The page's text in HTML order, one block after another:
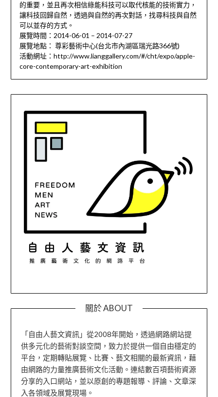
的重要，並且再次相信綠能科技可以取代核能的技術實力，
讓科技回歸自然，透過與自然的再次對話，找尋科技與自然
可以並存的方式。
展覽時間：2014-06-01 – 2014-07-27
展覽地點： 尊彩藝術中心(台北市內湖區瑞光路366號)
活動網址：http://www.lianggallery.com/#/cht/expo/apple-
core-contemporary-art-exhibition
關於 ABOUT
「自由人藝文資訊」從2008年開始，透過網路網站提
供多元化的藝術對談空間，致力於提供一個自由穩定的
平台，定期轉貼展覽、比賽、藝文相關的最新資訊，藉
由網路的力量推廣藝術文化活動。連結數百項藝術資源
分享的入口網站，並以原創的專題報導、評論、文章深
入各領域及展覽現場。